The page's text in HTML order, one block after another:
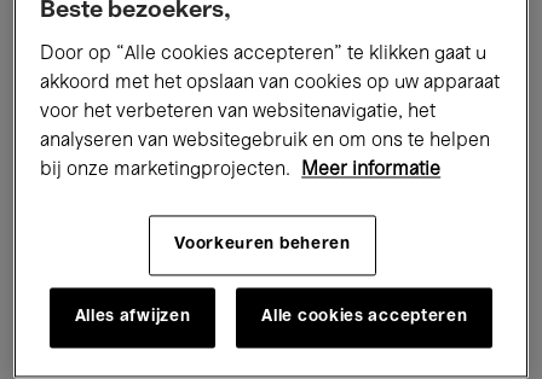
Performances Lezingen & Debatten
Jazz Klassieke Muziek Global Music
Onderwijs Rondleidingen
Beste bezoekers,
Door op “Alle cookies accepteren” te klikken gaat u
akkoord met het opslaan van cookies op uw apparaat
voor het verbeteren van websitenavigatie, het
analyseren van websitegebruik en om ons te helpen
bij onze marketingprojecten.
Meer informatie
Voorkeuren beheren
Alles afwijzen Alle cookies accepteren